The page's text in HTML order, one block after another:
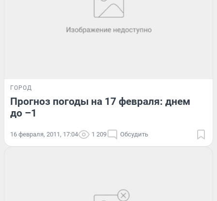
ГОРОД
Прогноз погоды на 17 февраля: днем
до –1
16 февраля, 2011, 17:04 1 209 Обсудить